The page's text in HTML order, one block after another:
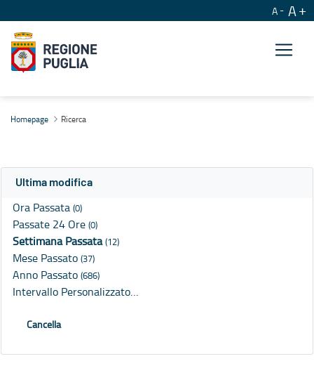
A A
Homepage Ricerca
Ultima modifica
Ora Passata (0)
Passate 24 Ore (0)
Settimana Passata(12)
Mese Passato (37)
Anno Passato (686)
Intervallo Personalizzato…
Cancella